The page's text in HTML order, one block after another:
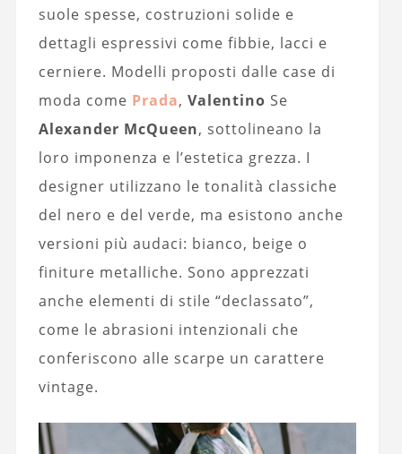
suole spesse, costruzioni solide e
dettagli espressivi come fibbie, lacci e
cerniere. Modelli proposti dalle case di
moda come Prada, Valentino Se
Alexander McQueen, sottolineano la
loro imponenza e l’estetica grezza. I
designer utilizzano le tonalità classiche
del nero e del verde, ma esistono anche
versioni più audaci: bianco, beige o
finiture metalliche. Sono apprezzati
anche elementi di stile “declassato”,
come le abrasioni intenzionali che
conferiscono alle scarpe un carattere
vintage.